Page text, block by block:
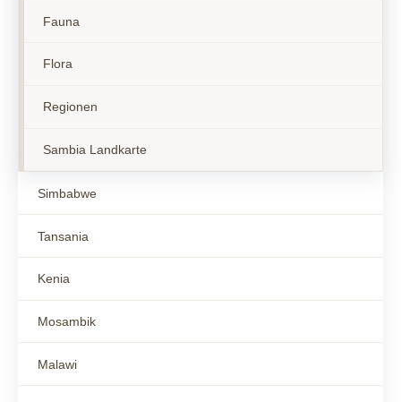
Fauna
Flora
Regionen
Sambia Landkarte
Simbabwe
Tansania
Kenia
Mosambik
Malawi